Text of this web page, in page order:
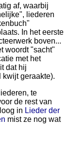
af, waarbij
liederen
In het eerste
boven...
woordt "sacht"
met het
dat hij
kwijt geraakte).
te
de rest van
in Lieder der
mist ze nog wat